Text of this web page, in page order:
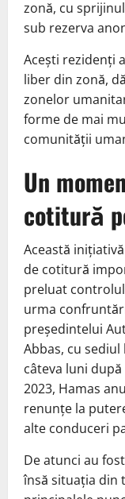
zonă, cu
sub rezerva
Aceşti rezidenţi
liber din zonă,
zonelor
forme de mai
comunităţii
Un
cotitură
Această
de cotitură
preluat controlul
urma
președintelui
Abbas, cu sediul
câteva luni
2023, Hamas
renunțe la
alte conduceri
De atunci au
însă situația din